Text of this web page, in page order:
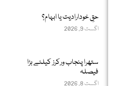
حقِ خودارادیت یا ابہام؟
اگست 9, 2026
ستھرا پنجاب ورکرز کیلئے بڑا
فیصلہ
اگست 8, 2026